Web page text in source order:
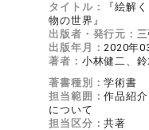
タイトル：
『絵解
物の世界』
出版者・発行元：
出版年月：2020年
著者： 小林健二、
著書種別：学術書
担当範囲：作品紹
について
担当区分：共著